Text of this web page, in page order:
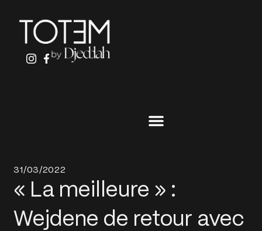
CONTENU
31/03/2022
« La meilleure » :
Wejdene de retour avec